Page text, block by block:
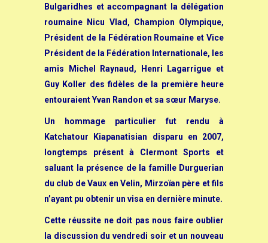
Bulgaridhes et accompagnant la délégation
roumaine Nicu Vlad, Champion Olympique,
Président de la Fédération Roumaine et Vice
Président de la Fédération Internationale, les
amis Michel Raynaud, Henri Lagarrigue et
Guy Koller des fidèles de la première heure
entouraient Yvan Randon et sa sœur Maryse.
Un hommage particulier fut rendu à
Katchatour Kiapanatisian disparu en 2007,
longtemps présent à Clermont Sports et
saluant la présence de la famille Durguerian
du club de Vaux en Velin, Mirzoïan père et fils
n’ayant pu obtenir un visa en dernière minute.
Cette réussite ne doit pas nous faire oublier
la discussion du vendredi soir et un nouveau